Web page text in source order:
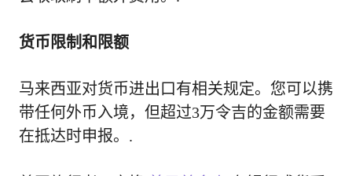
货币限制和限额
马来西亚对货币进出口有相关规定。您可以携
带任何外币入境，但超过3万令吉的金额需要
在抵达时申报。.